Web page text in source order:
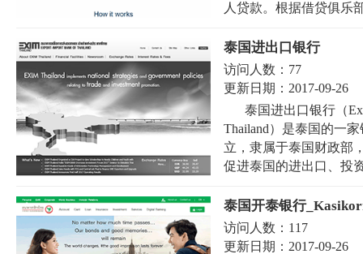
人贷款。根据借贷俱乐
泰国进出口银行
访问人数： 77
更新日期： 2017-09-26
泰国进出口银行（
Thailand）是泰国的一
立，隶属于泰国财政部
促进泰国的进出口、投
泰国开泰银行
访问人数： 117
更新日期： 2017-09-26